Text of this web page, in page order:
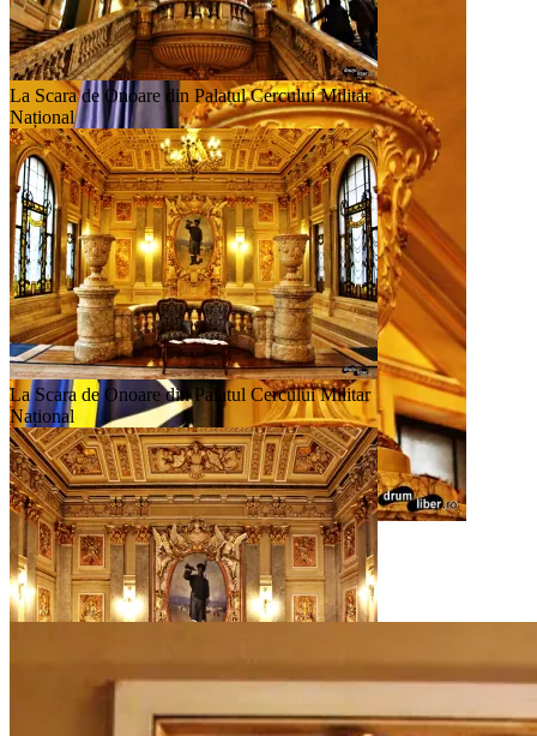
Sala Fondatorilor – Cercul Militar Național
La Scara de Onoare din Palatul Cercului Militar
Național
La Scara de Onoare din Palatul Cercului Militar
Național
La Scara de Onoare din Palatul Cercului Militar